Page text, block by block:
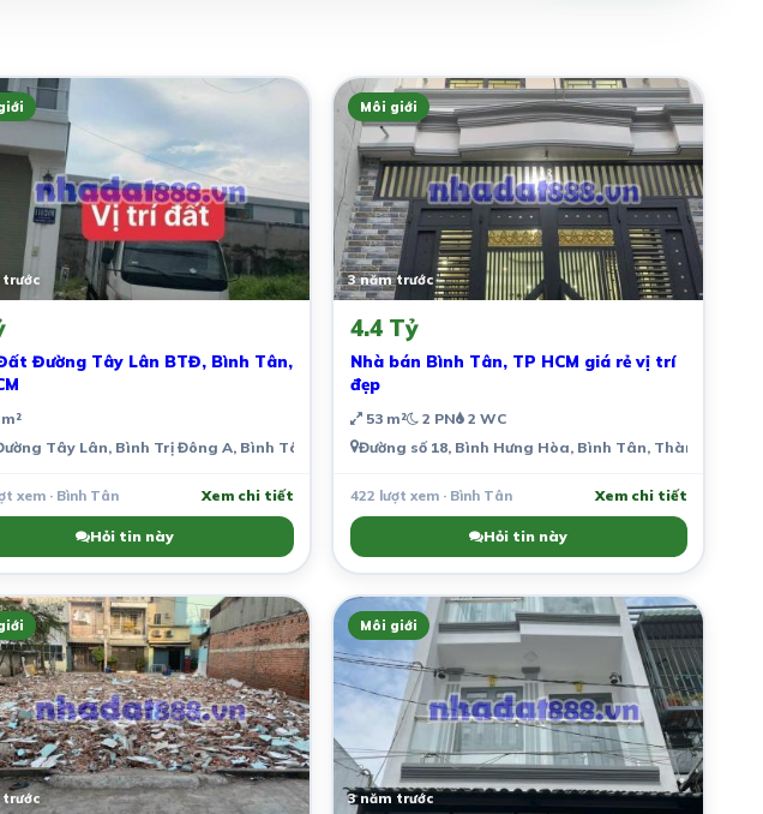
Minh, Việt Nam
trước
Đường Tây Lân BTĐ, Bình Tân,
Tây Lân, Bình Trị Đông A, Bình Tân, Thành phố Hồ Chí Minh, Việt Nam
xem · Bình Tân Xem chi tiết
Hỏi tin này
Môi giới
3 năm trước
4.4 Tỷ
Nhà bán Bình Tân, TP HCM giá rẻ vị trí
đẹp
53 m² 2 PN 2 WC
Đường số 18, Bình Hưng Hòa, Bình Tân, Thành phố
422 lượt xem · Bình Tân Xem chi tiết
Hỏi tin này
trước
Môi giới
3 năm trước